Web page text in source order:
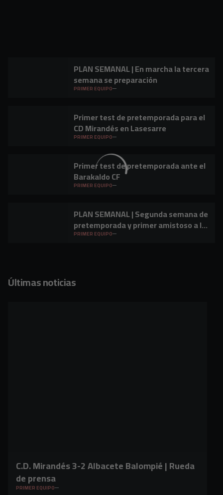
PLAN SEMANAL | En marcha la tercera
semana se preparación
PRIMER EQUIPO
Primer test de pretemporada para el
CD Mirandés en Lasesarre
PRIMER EQUIPO
Primer test de pretemporada ante el
Barakaldo CF
PRIMER EQUIPO
PLAN SEMANAL | Segunda semana de
pretemporada y primer amistoso a la
vista
PRIMER EQUIPO
Últimas noticias
C.D. Mirandés 3-2 Albacete Balompié | Rueda
de prensa
PRIMER EQUIPO